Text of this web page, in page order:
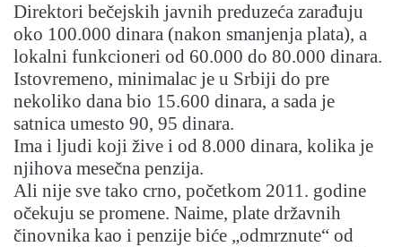
Direktori bečejskih javnih preduzeća zarađuju
oko 100.000 dinara (nakon smanjenja plata), a
lokalni funkcioneri od 60.000 do 80.000 dinara.
Istovremeno, minimalac je u Srbiji do pre
nekoliko dana bio 15.600 dinara, a sada je
satnica umesto 90, 95 dinara.
Ima i ljudi koji žive i od 8.000 dinara, kolika je
njihova mesečna penzija.
Ali nije sve tako crno, početkom 2011. godine
očekuju se promene. Naime, plate državnih
činovnika kao i penzije biće „odmrznute“ od